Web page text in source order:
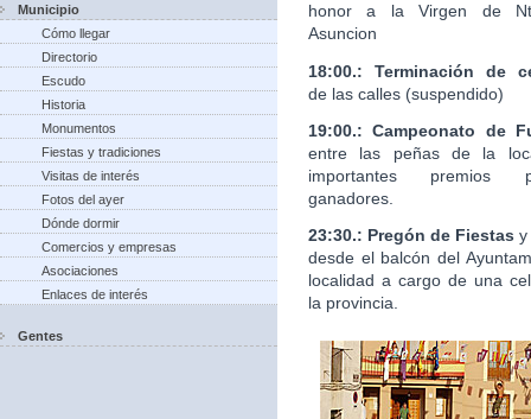
Municipio
Cómo llegar
Directorio
Escudo
Historia
Monumentos
Fiestas y tradiciones
Visitas de interés
Fotos del ayer
Dónde dormir
Comercios y empresas
Asociaciones
Enlaces de interés
Gentes
honor a la Virgen de
Asuncion
18:00.: Terminación de
de las calles (suspendido)
19:00.: Campeonato de
entre las peñas de la
importantes premios
ganadores.
23:30.: Pregón de Fiestas y
desde el balcón del
localidad a cargo de una
la provincia.